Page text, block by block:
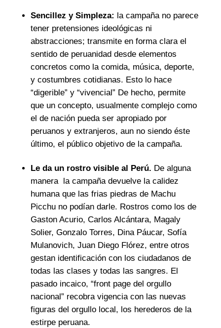
Sencillez y Simpleza: la campaña no parece
tener pretensiones ideológicas ni
abstracciones; transmite en forma clara el
sentido de peruanidad desde elementos
concretos como la comida, música, deporte,
y costumbres cotidianas. Esto lo hace
“digerible” y “vivencial” De hecho, permite
que un concepto, usualmente complejo como
el de nación pueda ser apropiado por
peruanos y extranjeros, aun no siendo éste
último, el público objetivo de la campaña.
Le da un rostro visible al Perú. De alguna
manera la campaña devuelve la calidez
humana que las frias piedras de Machu
Picchu no podían darle. Rostros como los de
Gaston Acurio, Carlos Alcántara, Magaly
Solier, Gonzalo Torres, Dina Páucar, Sofía
Mulanovich, Juan Diego Flórez, entre otros
gestan identificación con los ciudadanos de
todas las clases y todas las sangres. El
pasado incaico, “front page del orgullo
nacional” recobra vigencia con las nuevas
figuras del orgullo local, los herederos de la
estirpe peruana.